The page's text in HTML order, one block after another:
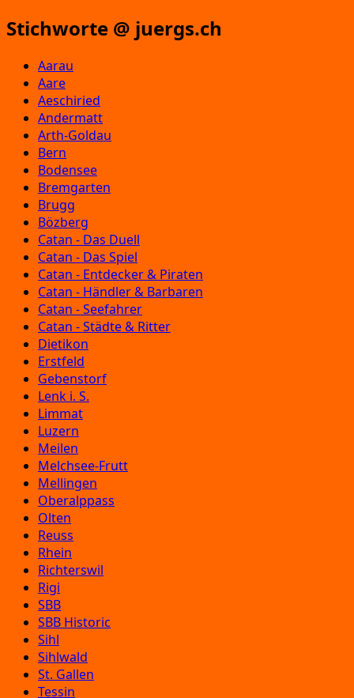
Stichworte @ juergs.ch
Aarau
Aare
Aeschiried
Andermatt
Arth-Goldau
Bern
Bodensee
Bremgarten
Brugg
Bözberg
Catan - Das Duell
Catan - Das Spiel
Catan - Entdecker & Piraten
Catan - Händler & Barbaren
Catan - Seefahrer
Catan - Städte & Ritter
Dietikon
Erstfeld
Gebenstorf
Lenk i. S.
Limmat
Luzern
Meilen
Melchsee-Frutt
Mellingen
Oberalppass
Olten
Reuss
Rhein
Richterswil
Rigi
SBB
SBB Historic
Sihl
Sihlwald
St. Gallen
Tessin